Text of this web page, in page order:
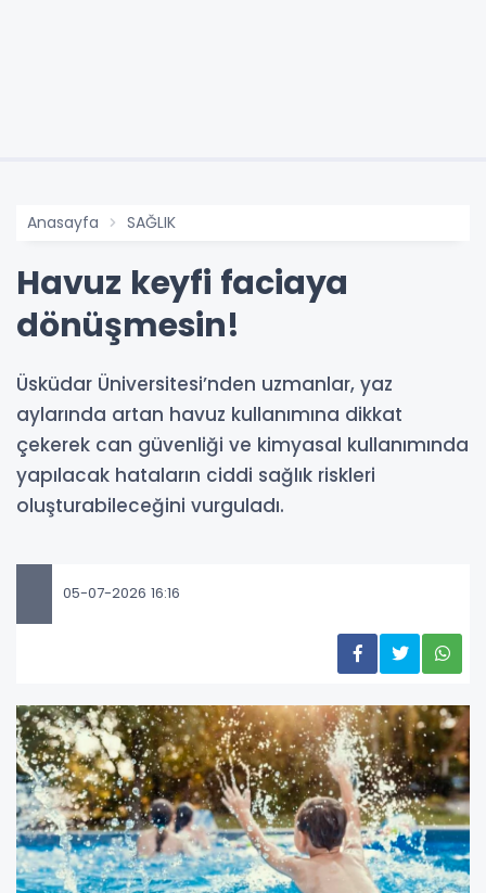
Anasayfa SAĞLIK
Havuz keyfi faciaya
dönüşmesin!
Üsküdar Üniversitesi’nden uzmanlar, yaz
aylarında artan havuz kullanımına dikkat
çekerek can güvenliği ve kimyasal kullanımında
yapılacak hataların ciddi sağlık riskleri
oluşturabileceğini vurguladı.
05-07-2026 16:16